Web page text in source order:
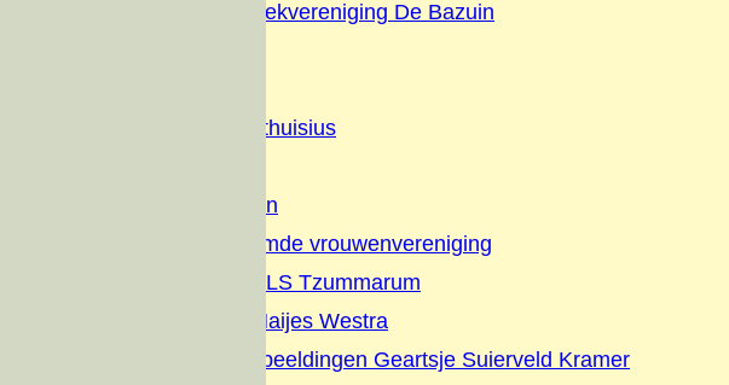
Christelijke Muziekvereniging De Bazuin
Geschiedenis Althuisius
Nut en Genoegen
Vrijzinnig hervormde vrouwenvereniging
Jaarverslagen OLS Tzummarum
Gedichten Jan Haijes Westra
Gedichten en Afbeeldingen Geartsje Suierveld Kramer